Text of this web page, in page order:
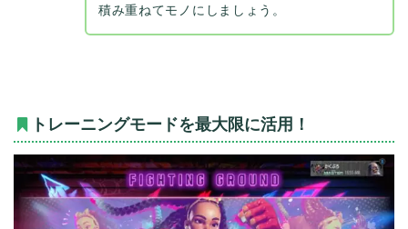
積み重ねてモノにしましょう。
トレーニングモードを最大限に活用！